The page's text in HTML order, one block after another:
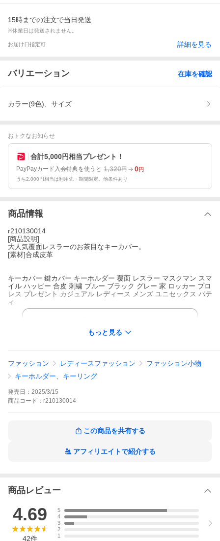
15時までの注文で当日発送
※休業日は発送されません。
お届け日指定可 詳細を見る
バリエーション 在庫を確認
カラー(9色)、サイズ
おトクなお知らせ
合計5,000円相当プレゼント！
PayPayカード入会特典を使うと 1,320円 0円
うち2,000円相当は利用先・期間限定。他条件あり
商品情報
r210130014
[商品説明]
大人気覆面レスラーのお茶目なキーカバー。
[素材]合成皮革
キーカバー 鍵カバー キーホルダー 覆面 レスラー マスクマン スマ
イル ハッピー 合皮 刺繍 ブルー ブラック グレー 家 ロッカー プロ
レス プレゼント カジュアル レディース メンズ ユニセックス パテ
ィ
もっと見る
ファッション レディースファッション
ファッション小物
キーホルダー、キーリング
発売日： 2025/3/15
商品 コード： r210130014
この商品を共有する
アフィリエイトで紹介する
商品レビュー
4.69
42件
5
4
3
2
1